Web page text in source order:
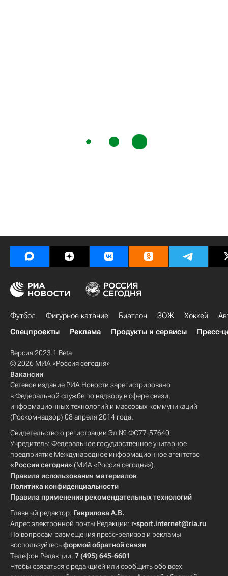
Футбол Фигурное катание Биатлон ЗОЖ Хоккей
Спецпроекты
Реклама Продукты и сервисы Пресс-
Версия 2023.1 Beta
© 2026 МИА «Россия сегодня»
Вакансии
Сетевое издание РИА Новости зарегистрировано
в Федеральной службе по надзору в сфере связи,
информационных технологий и массовых коммуникаций
(Роскомнадзор) 08 апреля 2014 года.
Свидетельство о регистрации Эл № ФС77-57640
Учредитель: Федеральное государственное унитарное
предприятие Международное информационное агентство
«Россия сегодня» (МИА «Россия сегодня»).
Правила использования материалов
Политика конфиденциальности
Правила применения рекомендательных технологий
Главный редактор: Гаврилова А.В.
Адрес электронной почты Редакции: r-sport.internet@ria.ru
По вопросам размещения пресс-релизов и рекламы
воспользуйтесьформой обратной связи
Телефон Редакции: 7 (495) 645-6601
Чтобы связаться с редакцией или сообщить обо всех